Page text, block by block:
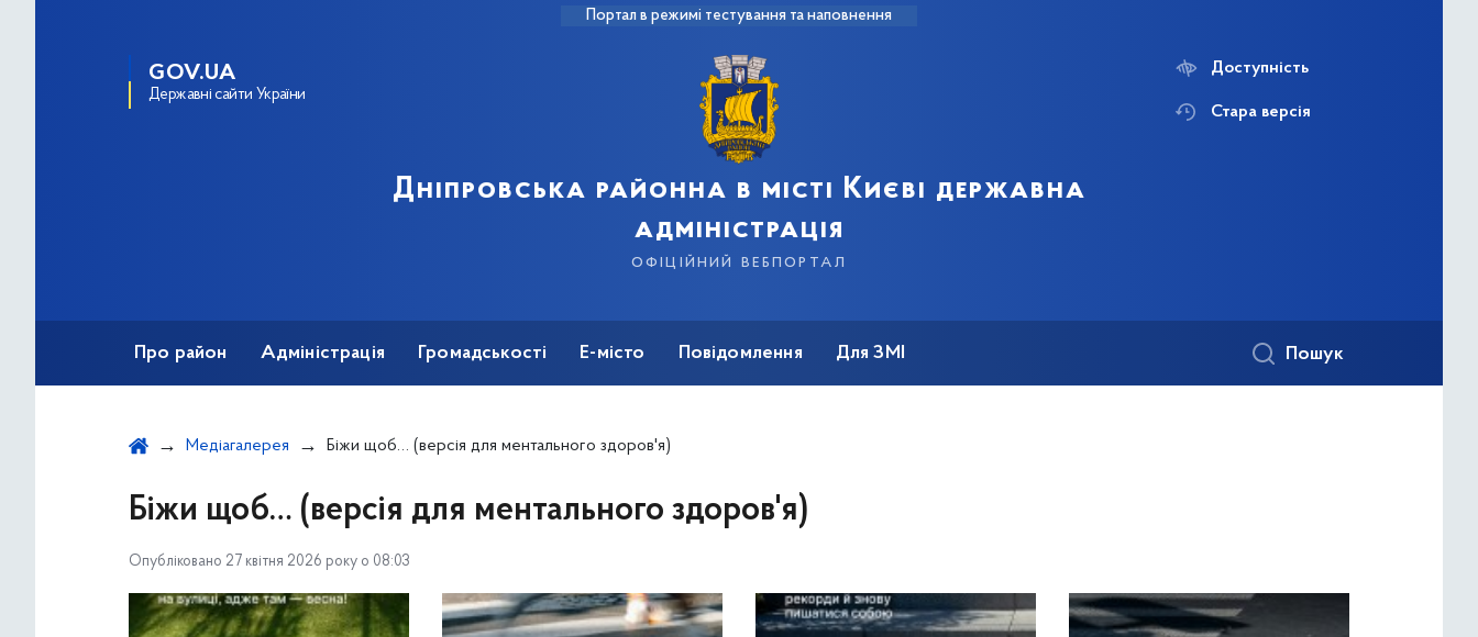
Портал в режимі тестування та наповнення
GOV.UA
Державні сайти України
Дніпровська районна в місті Києві державна
адміністрація
офіційний вебпортал
Доступність
Стара версія
Про район Адміністрація Громадськості Е-місто Повідомлення Для ЗМІ Пошук
Медіагалерея Біжи щоб… (версія для ментального здоров'я)
Біжи щоб… (версія для ментального здоров'я)
Опубліковано 27 квітня 2026 року о 08:03